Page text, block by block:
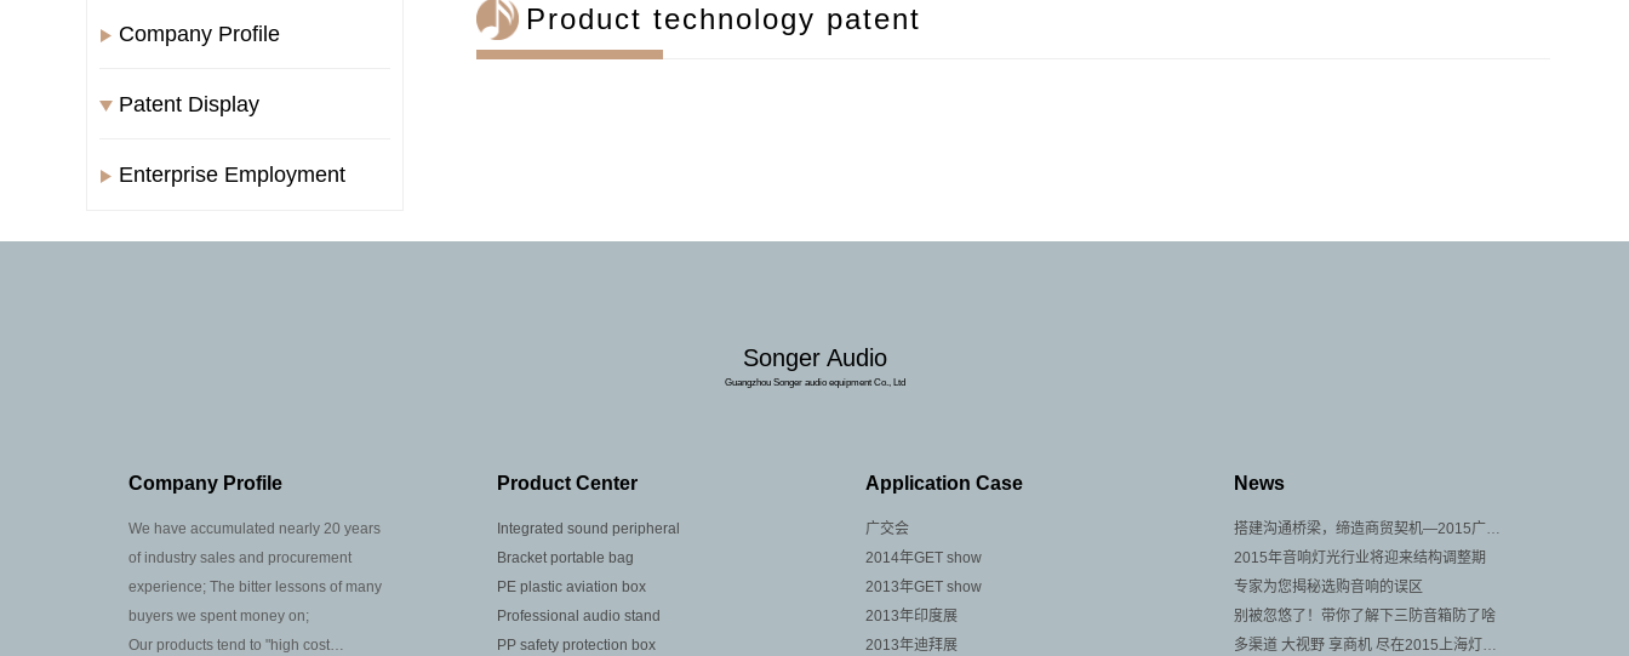
Company Profile
Patent Display
Enterprise Employment
Product technology patent
Songer Audio
Guangzhou Songer audio equipment Co., Ltd
Company Profile
We have accumulated nearly 20 years
of industry sales and procurement
experience; The bitter lessons of many
buyers we spent money on;
Our products tend to "high cost
Product Center
Integrated sound peripheral
Bracket portable bag
PE plastic aviation box
Professional audio stand
PP safety protection box
Application Case
广交会
2014年GET show
2013年GET show
2013年印度展
2013年迪拜展
News
搭建沟通桥梁，缔造商贸契机—2015广州音响展即将开展
2015年音响灯光行业将迎来结构调整期
专家为您揭秘选购音响的误区
别被忽悠了！带你了解下三防音箱防了啥
多渠道 大视野 享商机 尽在2015上海灯光音响展！